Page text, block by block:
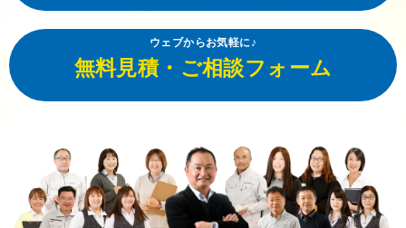
ウェブからお気軽に♪
無料見積・ご相談フォーム